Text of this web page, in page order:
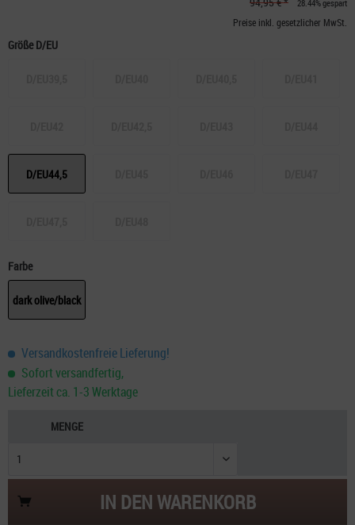
28.44% gespart
Preise inkl. gesetzlicher MwSt.
Größe D/EU
D/EU44,5
Farbe
dark olive/black
Versandkostenfreie Lieferung!
Sofort versandfertig,
Lieferzeit ca. 1-3 Werktage
MENGE
IN DENWARENKORB